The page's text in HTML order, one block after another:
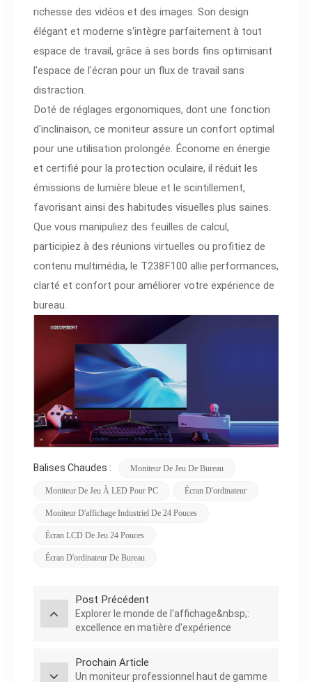
richesse des vidéos et des images. Son design
élégant et moderne s'intègre parfaitement à tout
espace de travail, grâce à ses bords fins optimisant
l'espace de l'écran pour un flux de travail sans
distraction.
Doté de réglages ergonomiques, dont une fonction
d'inclinaison, ce moniteur assure un confort optimal
pour une utilisation prolongée. Économe en énergie
et certifié pour la protection oculaire, il réduit les
émissions de lumière bleue et le scintillement,
favorisant ainsi des habitudes visuelles plus saines.
Que vous manipuliez des feuilles de calcul,
participiez à des réunions virtuelles ou profitiez de
contenu multimédia, le T238F100 allie performances,
clarté et confort pour améliorer votre expérience de
bureau.
Balises Chaudes : Moniteur De Jeu De Bureau
Moniteur De Jeu À LED Pour PC Écran D'ordinateur
Moniteur D'affichage Industriel De 24 Pouces
Écran LCD De Jeu 24 Pouces
Écran D'ordinateur De Bureau
Post Précédent
Explorer le monde de l'affichage&nbsp;:
excellence en matière d'expérience
Prochain Article
Un moniteur professionnel haut de gamme